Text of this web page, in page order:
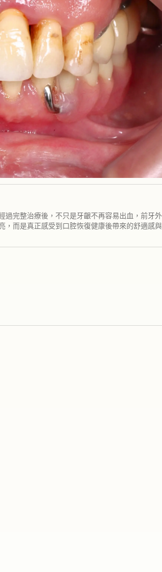
過完整治療後，不只是牙齦不再容易出血，前牙外
，而是真正感受到口腔恢復健康後帶來的舒適感與